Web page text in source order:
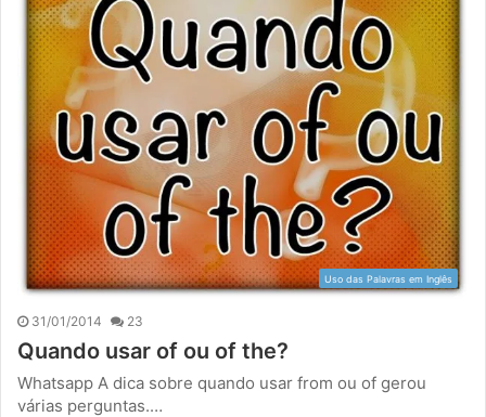
Uso das Palavras em Inglês
31/01/2014 23
Quando usar of ou of the?
Whatsapp A dica sobre quando usar from ou of gerou
várias perguntas.…